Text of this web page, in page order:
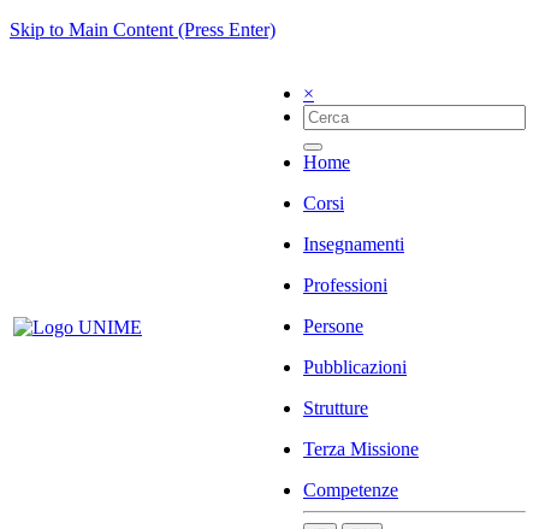
Skip to Main Content (Press Enter)
×
Home
Corsi
Insegnamenti
Professioni
Persone
Pubblicazioni
Strutture
Terza Missione
Competenze